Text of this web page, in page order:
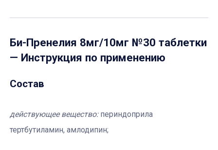
Би-Пренелия 8мг/10мг №30 таблетки
— Инструкция по применению
Состав
действующее вещество:периндоприла
тертбутиламин, амлодипин;